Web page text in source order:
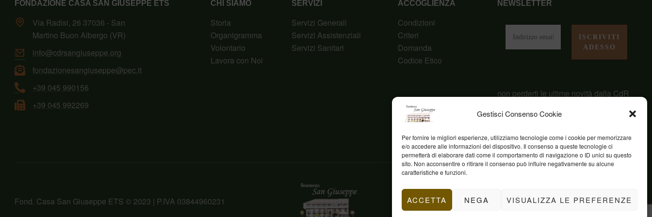
Gestisci Consenso Cookie
Per fornire le migliori esperienze, utilizziamo tecnologie come i cookie per memorizzare
e/o accedere alle informazioni del dispositivo. Il consenso a queste tecnologie ci
permetterà di elaborare dati come il comportamento di navigazione o ID unici su questo
sito. Non acconsentire o ritirare il consenso può influire negativamente su alcune
caratteristiche e funzioni.
ACCETTA NEGA VISUALIZZA LE PREFERENZE
FONDAZIONE CASA SAN GIUSEPPE ETS
Via Radisi, 26 37036 - San
Martino Buon Albergo (VR)
info@cdrsangiuseppe.org
fondazionesangiuseppe@pec.it
+39 045 990156
+39 045 992269
CHI SIAMO
Storia
Organigramma
Volontario
Lavora con Noi
SERVIZI
Servizi Generali
Servizi Assistenziali
Servizi Sanitari
ACCOGLIENZA
Condizioni
Criteri
Domanda
Codice Etico
NEWSLETTER
non perderti le ultime novità dalla CdR
Fond. Casa San Giuseppe ETS © 2023 | P.IVA 03844960231